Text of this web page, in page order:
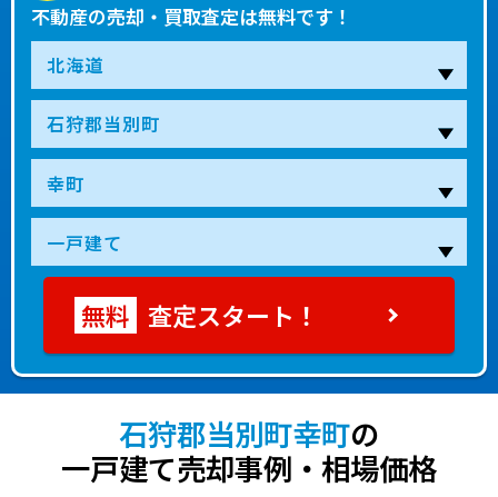
不動産の売却・買取査定は無料です！
査定スタート！
石狩郡当別町幸町の
一戸建て売却事例・相場価格